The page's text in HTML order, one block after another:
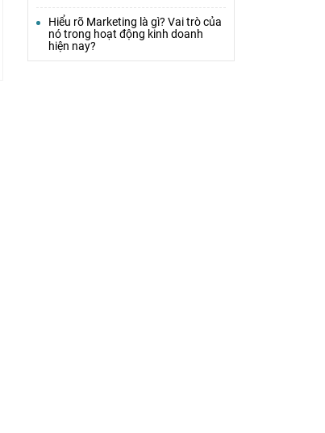
Hiểu rõ Marketing là gì? Vai trò của
nó trong hoạt động kinh doanh
hiện nay?